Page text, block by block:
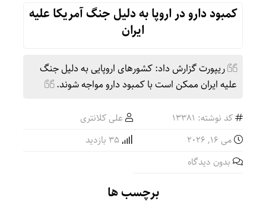
کمبود دارو در اروپا به دلیل جنگ آمریکا علیه
ایران
ریپورت گزارش داد: کشورهای اروپایی به دلیل جنگ
علیه ایران ممکن است با کمبود دارو مواجه شوند.
کد نوشته: 13381
علی کلانتری
می 16, 2026
بدون دیدگاه
برچسب ها